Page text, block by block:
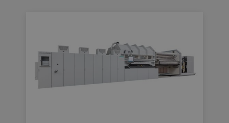
um ambiente de produção completo.